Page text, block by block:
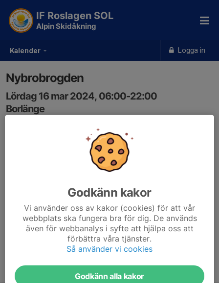
Kalender Logga in
IF Roslagen SOL
Alpin Skidåkning
Nybrobrogden
Lördag 16 mar 2024, 06:00-22:00
Borlänge
Godkänn kakor
Vi använder oss av kakor (cookies) för att vår
webbplats ska fungera bra för dig. De används
även för webbanalys i syfte att hjälpa oss att
förbättra våra tjänster.
Så använder vi cookies
Godkänn alla kakor